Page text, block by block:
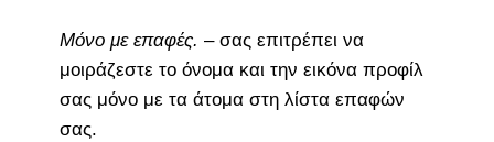
Μόνο με επαφές. – σας επιτρέπει να
μοιράζεστε το όνομα και την εικόνα προφίλ
σας μόνο με τα άτομα στη λίστα επαφών
σας.